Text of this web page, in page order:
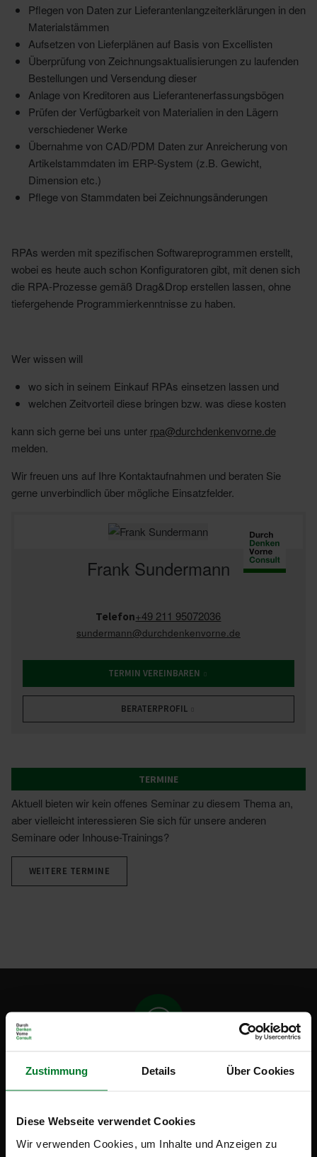
Zustimmung Details Über Cookies
Diese Webseite verwendet Cookies
Wir verwenden Cookies, um Inhalte und Anzeigen zu
Pflegen von Daten zur Lieferantenlangzeiterklärungen in den
Materialstämmen
Aufsetzen von Lieferplänen auf Basis von Excellisten
Überprüfung von Zeichnungsaktualisierungen zu laufenden
Bestellungen und Versendung dieser
Anlage von Kreditoren aus Lieferantenerfassungsbögen
Prüfen der Verfügbarkeit von Materialien in den Lägern
verschiedener Werke
Übernahme von CAD/PDM Daten zur Anreicherung von
Artikelstammdaten im ERP-System (z.B. Gewicht,
Dimension etc.)
Pflege von Stammdaten bei Zeichnungsänderungen
RPAs werden mit spezifischen Softwareprogrammen erstellt,
wobei es heute auch schon Konfiguratoren gibt, mit denen sich
die RPA-Prozesse gemäß Drag&Drop erstellen lassen, ohne
tiefergehende Programmierkenntnisse zu haben.
Wer wissen will
wo sich in seinem Einkauf RPAs einsetzen lassen und
welchen Zeitvorteil diese bringen bzw. was diese kosten
kann sich gerne bei uns unter rpa@durchdenkenvorne.de
melden.
Wir freuen uns auf Ihre Kontaktaufnahmen und beraten Sie
gerne unverbindlich über mögliche Einsatzfelder.
Frank Sundermann
Telefon+49 211 95072036
sundermann@durchdenkenvorne.de
TERMIN VEREINBAREN
BERATERPROFIL
TERMINE
Aktuell bieten wir kein offenes Seminar zu diesem Thema an,
aber vielleicht interessieren Sie sich für unsere anderen
Seminare oder Inhouse-Trainings?
WEITERE TERMINE
Mehr zum Thema
» Robotic Process